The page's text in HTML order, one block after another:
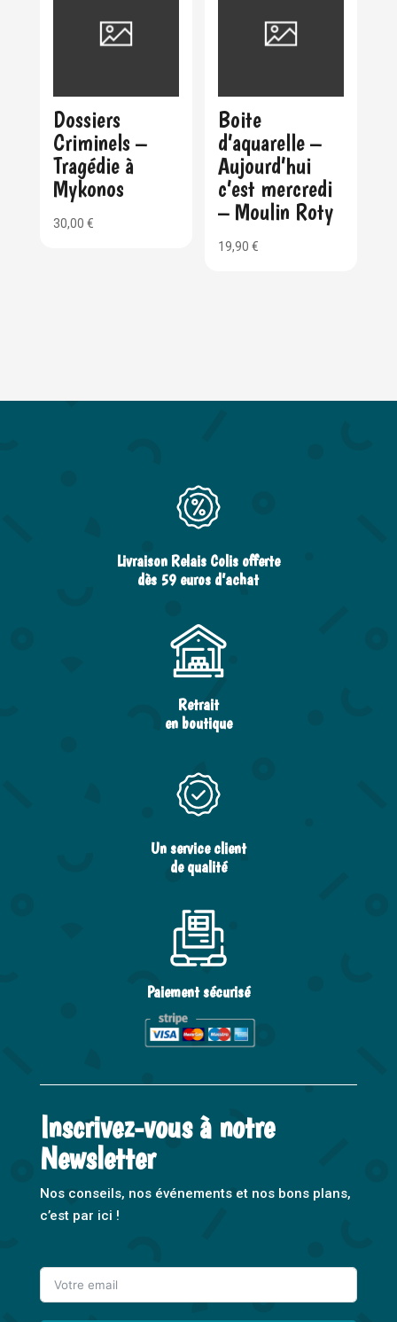
Dossiers
Criminels –
Tragédie à
Mykonos
30,00 €
Boite
d’aquarelle –
Aujourd’hui
c’est mercredi
– Moulin Roty
19,90€
Livraison Relais Colis offerte
dès 59 euros d’achat
Retrait
en boutique
Un service client
de qualité
Paiement sécurisé
Inscrivez-vous à notre
Newsletter
Nos conseils, nos événements et nos bons plans,
c’est par ici !